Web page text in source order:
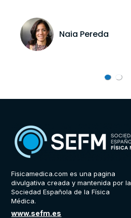
Naia Pereda
Fisicamedica.com es una pagina
divulgativa creada y mantenida por la
Sociedad Española de la Física
Médica.
www.sefm.es